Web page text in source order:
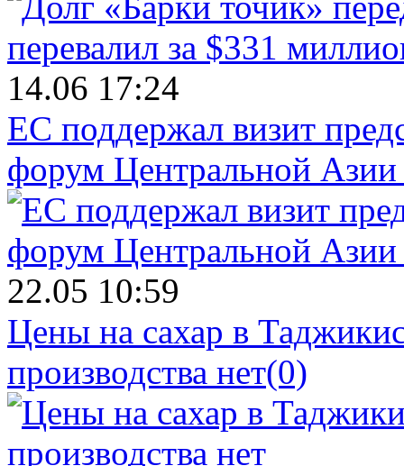
14.06 17:24
ЕС поддержал визит
форум Центральной Азии
22.05 10:59
Цены на сахар в
производства нет(0)